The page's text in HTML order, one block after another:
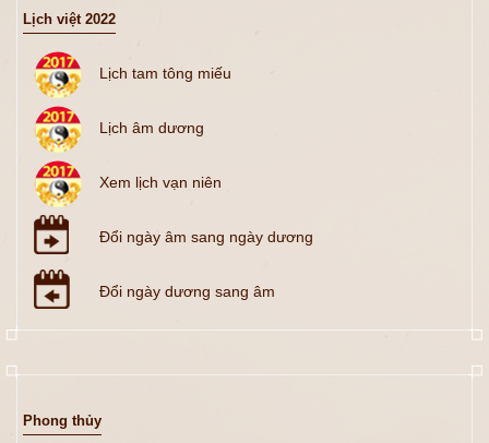
Lịch việt 2022
Lịch tam tông miếu
Lịch âm dương
Xem lịch vạn niên
Đổi ngày âm sang ngày dương
Đổi ngày dương sang âm
Phong thủy